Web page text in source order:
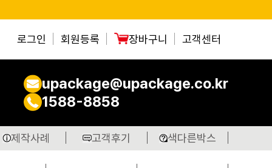
로그인 회원등록 장바구니 고객센터
upackage@upackage.co.kr
1588-8858
제작사례 고객후기 색다른박스